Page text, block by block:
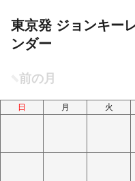
東京発 ジョンキー
ンダー
日 月 火